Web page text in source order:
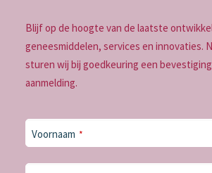
Blijf op de hoogte van de laatste
geneesmiddelen, services en innovaties.
sturen wij bij goedkeuring een
aanmelding.
Voornaam *